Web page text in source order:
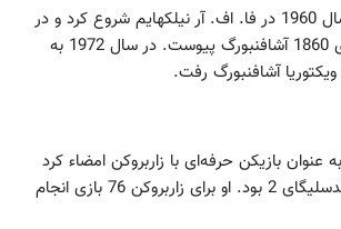
ماگات فوتبال را در سال 1960 در فا. اف. آر نیلکهایم شروع کرد و در
سال 1964 به تی. وی 1860 آشافنبورگ پیوست. در سال 1972 به
آشافنبورگ رفت.
به عنوان بازیکن حرفه‌ای با زاربروکن امضاء کرد
که در آن زمان در بوندسلیگای 2 بود. او برای زاربروکن 76 بازی انجام